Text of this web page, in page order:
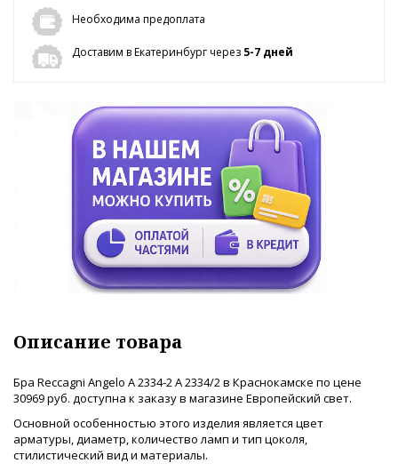
Необходима предоплата
Доставим в Екатеринбург через 5-7 дней
Описание товара
Бра Reccagni Angelo A 2334-2 A 2334/2 в Краснокамске по цене
30969 руб. доступна к заказу в магазине Европейский свет.
Основной особенностью этого изделия является цвет
арматуры, диаметр, количество ламп и тип цоколя,
стилистический вид и материалы.